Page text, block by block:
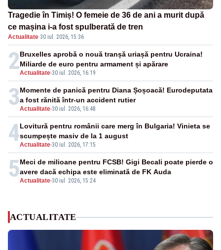
Tragedie în Timiș! O femeie de 36 de ani a murit după
ce mașina i-a fost spulberată de tren
Actualitate·30 iul. 2026, 15:36
2Actualitate-30 iul. 2026, 16:19
Bruxelles aprobă o nouă tranșă uriașă pentru Ucraina!
Miliarde de euro pentru armament și apărare
3Actualitate-30 iul. 2026, 16:48
Momente de panică pentru Diana Șoșoacă! Eurodeputata
a fost rănită într-un accident rutier
4Actualitate-30 iul. 2026, 17:15
Lovitură pentru românii care merg în Bulgaria! Vinieta se
scumpește masiv de la 1 august
5Actualitate-30 iul. 2026, 15:24
Meci de milioane pentru FCSB! Gigi Becali poate pierde o
avere dacă echipa este eliminată de FK Auda
ACTUALITATE